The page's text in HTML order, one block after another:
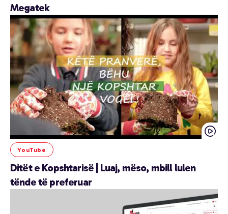
Megatek
YouTube
Ditët e Kopshtarisë | Luaj, mëso, mbill lulen
tënde të preferuar